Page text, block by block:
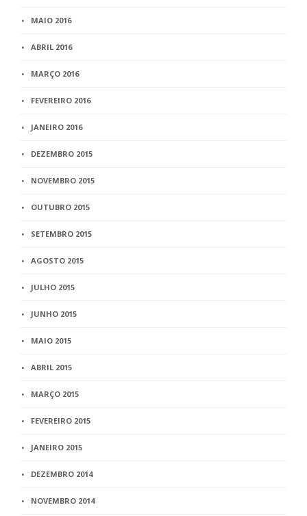
MAIO 2016
ABRIL 2016
MARÇO 2016
FEVEREIRO 2016
JANEIRO 2016
DEZEMBRO 2015
NOVEMBRO 2015
OUTUBRO 2015
SETEMBRO 2015
AGOSTO 2015
JULHO 2015
JUNHO 2015
MAIO 2015
ABRIL 2015
MARÇO 2015
FEVEREIRO 2015
JANEIRO 2015
DEZEMBRO 2014
NOVEMBRO 2014